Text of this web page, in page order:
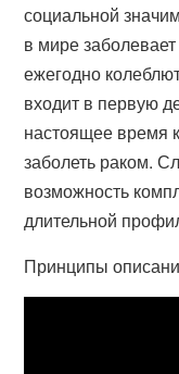
социальной
в мире
ежегодно
входит в первую
настоящее время
заболеть раком.
возможность
длительной
Принципы